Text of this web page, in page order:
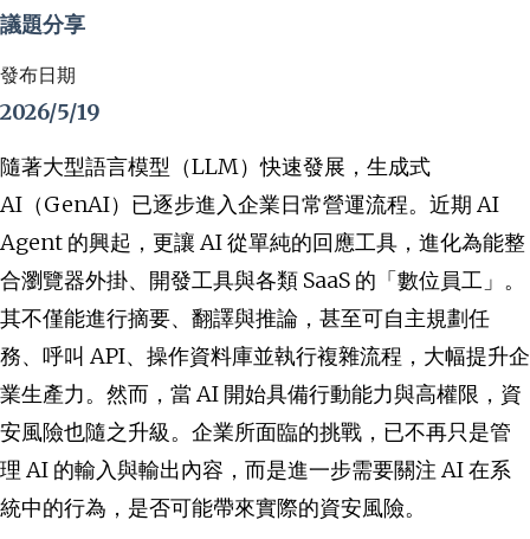
議題分享
發布日期
2026/5/19
隨著大型語言模型（LLM）快速發展，生成式
AI（GenAI）已逐步進入企業日常營運流程。近期 AI
Agent 的興起，更讓 AI 從單純的回應工具，進化為能整
合瀏覽器外掛、開發工具與各類 SaaS 的「數位員工」。
其不僅能進行摘要、翻譯與推論，甚至可自主規劃任
務、呼叫 API、操作資料庫並執行複雜流程，大幅提升企
業生產力。然而，當 AI 開始具備行動能力與高權限，資
安風險也隨之升級。企業所面臨的挑戰，已不再只是管
理 AI 的輸入與輸出內容，而是進一步需要關注 AI 在系
統中的行為，是否可能帶來實際的資安風險。